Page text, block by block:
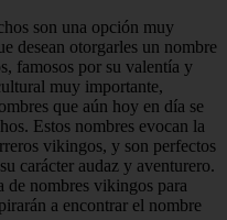
son una opción muy
desean otorgarles un nombre
famosos por su valentía y
muy importante,
que aún hoy en día se
Estos nombres evocan la
vikingos, y son perfectos
carácter audaz y aventurero.
de nombres vikingos para
a encontrar el nombre